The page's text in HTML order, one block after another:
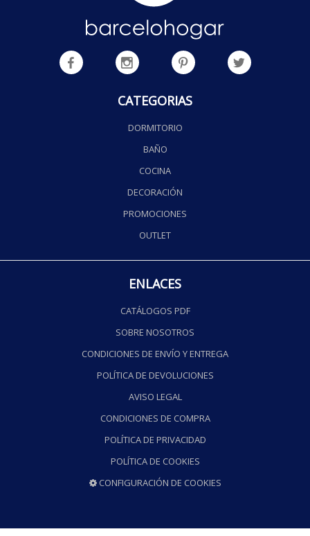
CATEGORIAS
DORMITORIO
BAÑO
COCINA
DECORACIÓN
PROMOCIONES
OUTLET
ENLACES
CATÁLOGOS PDF
SOBRE NOSOTROS
CONDICIONES DE ENVÍO Y ENTREGA
POLÍTICA DE DEVOLUCIONES
AVISO LEGAL
CONDICIONES DE COMPRA
POLÍTICA DE PRIVACIDAD
POLÍTICA DE COOKIES
CONFIGURACIÓN DE COOKIES